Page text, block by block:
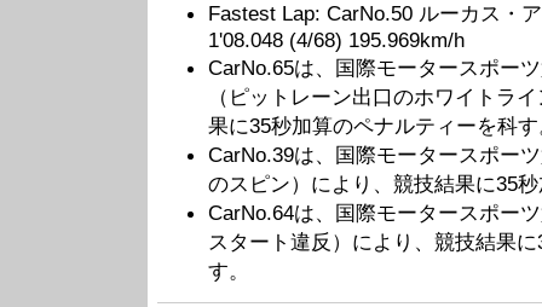
Fastest Lap: CarNo.50 ルーカス・
1'08.048 (4/68) 195.969km/h
CarNo.65は、国際モータースポー
（ピットレーン出口のホワイトラ
果に35秒加算のペナルティーを科
CarNo.39は、国際モータースポー
のスピン）により、競技結果に35
CarNo.64は、国際モータースポー
スタート違反）により、競技結果
す。